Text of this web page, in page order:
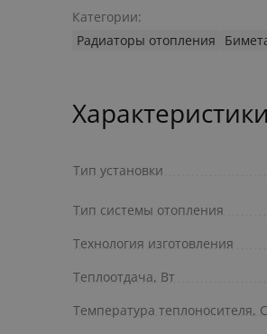
Категории:
Радиаторы отопления
Характеристики
Тип установки
Тип системы отопления
Технология изготовления
Теплоотдача, Вт
Температура теплоносителя, С